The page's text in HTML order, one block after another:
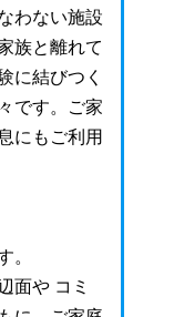
わない施設
族と離れて
に結びつく
です。ご家
にもご利用
。
面や コミ